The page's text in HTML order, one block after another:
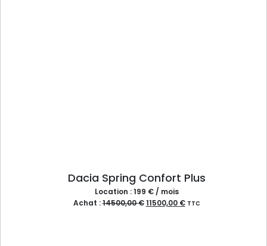
Dacia Spring Confort Plus
Location : 199 € / mois
Achat :14500,00€ 11500,00 € TTC